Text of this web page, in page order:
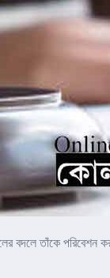
বদলে তাঁকে